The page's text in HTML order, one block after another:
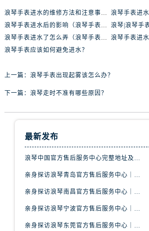
浪琴手表进水的维修方法和注意事项！
浪琴手表进水后的影响（浪琴手表进水后该怎么办？）
浪琴手表进水了怎么弄（浪琴手表进水了怎么办）
浪琴手表进
浪琴手表应该如何避免进水？
上一篇： 浪琴手表出现起雾该怎么办？
下一篇： 浪琴走时不准有哪些原因？
最新发布
浪琴中国官方售后服务中心完整地址及热线实地考察报告+多信源验证（2026年7月最新）
亲身探访浪琴青岛官方售后服务中心｜最新电话及地址（2026年7月最新）
亲身探访浪琴南昌官方售后服务中心｜最新电话及地址（2026年7月最新）
亲身探访浪琴宁波官方售后服务中心｜网点地址及售后热线（2026年7月最新）
亲身探访浪琴东莞官方售后服务中心｜地址与联系电话（2026年7月最新）